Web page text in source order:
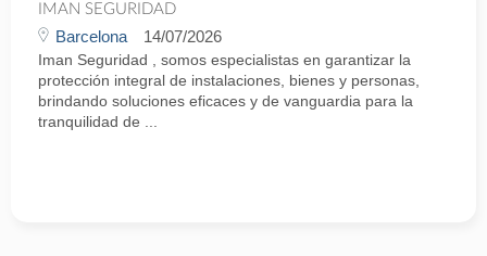
IMAN SEGURIDAD
Barcelona 14/07/2026
Iman Seguridad , somos especialistas en garantizar la
protección integral de instalaciones, bienes y personas,
brindando soluciones eficaces y de vanguardia para la
tranquilidad de ...